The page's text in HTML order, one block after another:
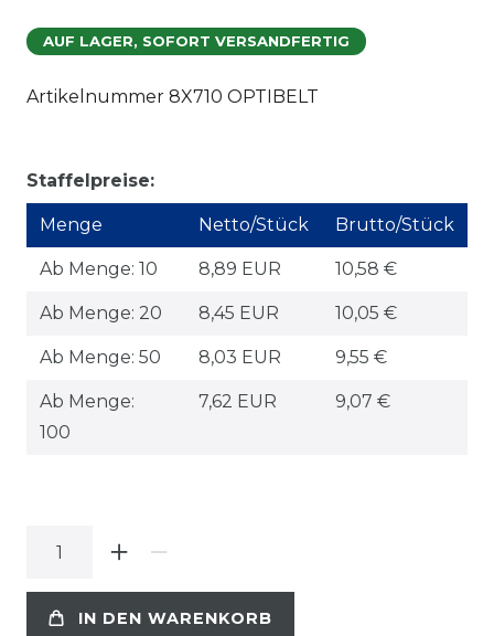
AUF LAGER, SOFORT VERSANDFERTIG
Artikelnummer 8X710 OPTIBELT
Staffelpreise:
Menge Netto/Stück Brutto/Stück
Ab Menge: 10 8,89 EUR 10,58 €
Ab Menge: 20 8,45 EUR 10,05 €
Ab Menge: 50 8,03 EUR 9,55 €
Ab Menge:
100
7,62 EUR 9,07 €
IN DEN WARENKORB